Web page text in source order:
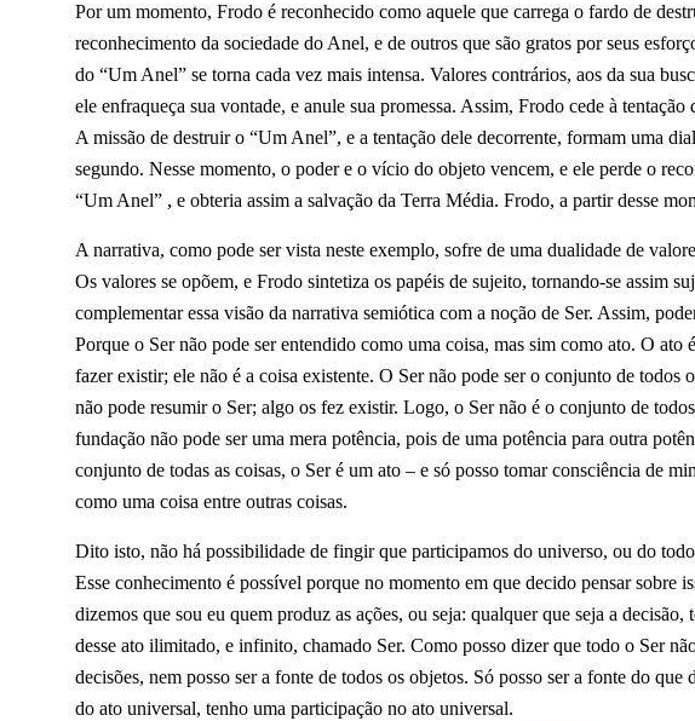
Por um momento, Frodo é reconhecido como aquele que carrega o fardo de
reconhecimento da sociedade do Anel, e de outros que são gratos por seus
do “Um Anel” se torna cada vez mais intensa. Valores contrários, aos da sua
ele enfraqueça sua vontade, e anule sua promessa. Assim, Frodo cede à
A missão de destruir o “Um Anel”, e a tentação dele decorrente, formam uma
segundo. Nesse momento, o poder e o vício do objeto vencem, e ele perde o
“Um Anel” , e obteria assim a salvação da Terra Média. Frodo, a partir desse
A narrativa, como pode ser vista neste exemplo, sofre de uma dualidade de
Os valores se opõem, e Frodo sintetiza os papéis de sujeito, tornando-se assim
complementar essa visão da narrativa semiótica com a noção de Ser. Assim,
Porque o Ser não pode ser entendido como uma coisa, mas sim como ato. O
fazer existir; ele não é a coisa existente. O Ser não pode ser o conjunto de todos
não pode resumir o Ser; algo os fez existir. Logo, o Ser não é o conjunto de
fundação não pode ser uma mera potência, pois de uma potência para outra
conjunto de todas as coisas, o Ser é um ato – e só posso tomar consciência de
como uma coisa entre outras coisas.
Dito isto, não há possibilidade de fingir que participamos do universo, ou do todo
Esse conhecimento é possível porque no momento em que decido pensar sobre
dizemos que sou eu quem produz as ações, ou seja: qualquer que seja a
desse ato ilimitado, e infinito, chamado Ser. Como posso dizer que todo o Ser
decisões, nem posso ser a fonte de todos os objetos. Só posso ser a fonte do
do ato universal, tenho uma participação no ato universal.